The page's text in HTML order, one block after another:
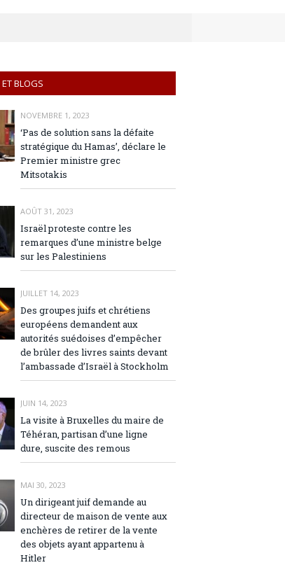
BLOGS
NOVEMBRE 1, 2023
‘Pas de solution sans la défaite
stratégique du Hamas’, déclare le
Premier ministre grec
Mitsotakis
AOÛT 31, 2023
Israël proteste contre les
remarques d’une ministre belge
sur les Palestiniens
JUILLET 14, 2023
Des groupes juifs et chrétiens
européens demandent aux
autorités suédoises d’empêcher
de brûler des livres saints devant
l’ambassade d’Israël à Stockholm
JUIN 14, 2023
La visite à Bruxelles du maire de
Téhéran, partisan d’une ligne
dure, suscite des remous
MAI 30, 2023
Un dirigeant juif demande au
directeur de maison de vente aux
enchères de retirer de la vente
des objets ayant appartenu à
Hitler